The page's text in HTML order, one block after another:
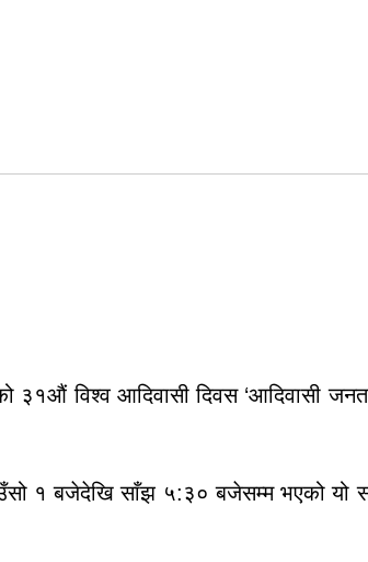
३१औं विश्व आदिवासी दिवस ‘आदिवासी
१ बजेदेखि साँझ ५:३० बजेसम्म भएको यो